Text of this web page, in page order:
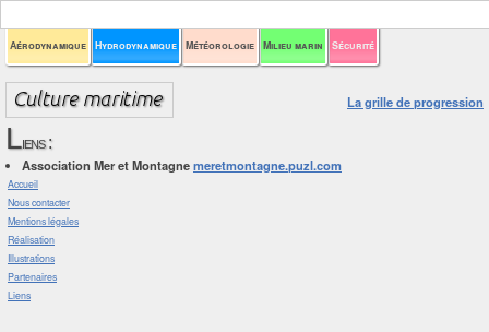
Aérodynamique Hydrodynamique Météorologie Milieu marin Sécurité
La grille de progression
Accueil
Nous contacter
Mentions légales
Réalisation
Illustrations
Partenaires
Liens
Liens :
Association Mer et Montagnemeretmontagne.puzl.com